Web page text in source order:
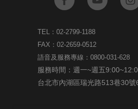
TEL：02-2799-1188
FAX：02-2659-0512
語音及服務專線：0800-031-628
服務時間：週一~週五
台北市內湖區瑞光路513巷30號